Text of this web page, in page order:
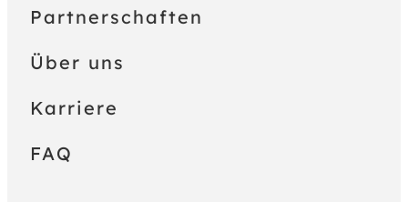
Partnerschaften
Über uns
Karriere
FAQ